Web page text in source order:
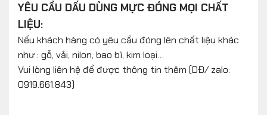
YÊU CẦU DẤU DÙNG MỰC ĐÓNG MỌI CHẤT
LIỆU:
Nếu khách hàng có yêu cầu đóng lên chất liệu khác
như : gỗ, vải, nilon, bao bì, kim loại…
Vui lòng liên hệ để được thông tin thêm (DĐ/ zalo:
0919.661.843)